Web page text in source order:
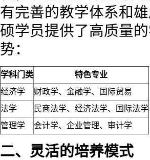
有完善的教学体系和
硕学员提供了高质量
势：
学科门类
特色专业
经济学
财政学、金融学、国际贸易
法学
民商法学、经济法学、国际法学
管理学
会计学、企业管理、审计学
二、灵活的培养模式